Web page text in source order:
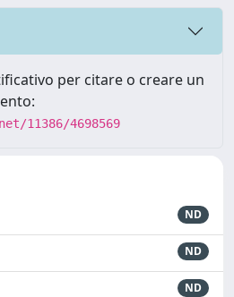
per citare o creare un
11386/4698569
ND
ND
ND